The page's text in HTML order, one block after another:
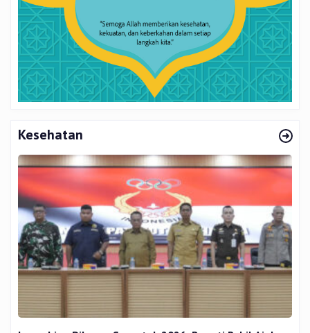
Kesehatan